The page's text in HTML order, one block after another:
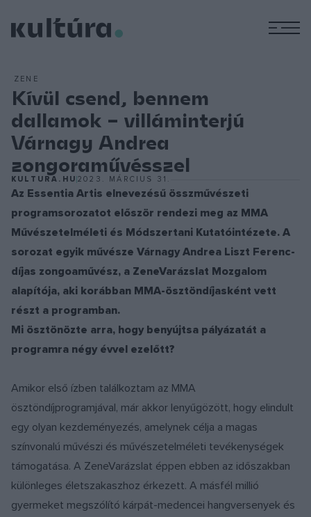
ZENE
Kívül csend, bennem
dallamok – villáminterjú
Várnagy Andrea
zongoraművésszel
KULTURA.HU 2023. MÁRCIUS 31.
Az Essentia Artis elnevezésű összművészeti
programsorozatot először rendezi meg az MMA
Művészetelméleti és Módszertani Kutatóintézete. A
sorozat egyik művésze Várnagy Andrea Liszt Ferenc-
díjas zongoaművész, a ZeneVarázslat Mozgalom
alapítója, aki korábban MMA-ösztöndíjasként vett
részt a programban.
Mi ösztönözte arra, hogy benyújtsa pályázatát a
programra négy évvel ezelőtt?
Amikor első ízben találkoztam az MMA
ösztöndíjprogramjával, már akkor lenyűgözött, hogy elindult
egy olyan kezdeményezés, amelynek célja a magas
színvonalú művészi és művészetelméleti tevékenységek
támogatása. A ZeneVarázslat éppen ebben az időszakban
különleges életszakaszhoz érkezett. A másfél millió
gyermeket megszólító kárpát-medencei hangversenyek és